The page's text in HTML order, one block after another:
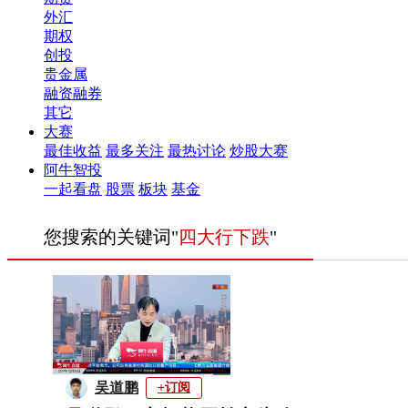
外汇
期权
创投
贵金属
融资融券
其它
大赛
最佳收益 最多关注 最热讨论 炒股大赛
阿牛智投
一起看盘 股票 板块 基金
您搜索的关键词"四大行下跌"
吴道鹏 +订阅